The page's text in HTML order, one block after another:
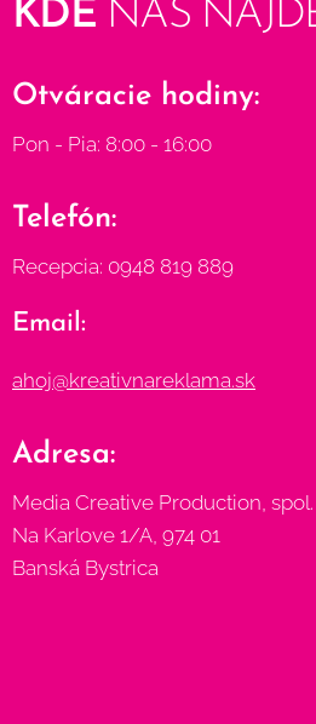
KDE NÁS
Otváracie hodiny:
Pon - Pia: 8:00 - 16:00
Telefón:
Recepcia: 0948 819 889
Email:
ahoj@kreativnareklama.sk
Adresa:
Media Creative Production, spol.
Na Karlove 1/A, 974 01
Banská Bystrica